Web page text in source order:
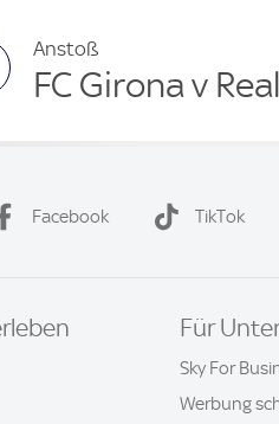
Anstoß
FC Girona v
Facebook TikTok
Für
Sky For
Werbung